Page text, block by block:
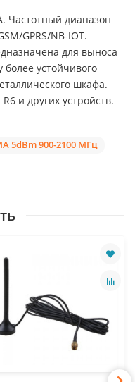
Частотный диапазон
GPRS/NB-IOT.
для выноса
устойчивого
шкафа.
и других устройств.
5dBm 900-2100 МГц